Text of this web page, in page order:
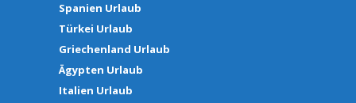
Spanien Urlaub
Türkei Urlaub
Griechenland Urlaub
Ägypten Urlaub
Italien Urlaub